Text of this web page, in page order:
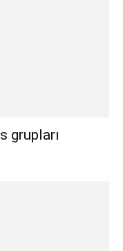
grupları